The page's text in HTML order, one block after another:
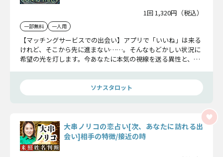
1回 1,320円（税込）
一部無料 一人用
【マッチングサービスでの出会い】アプリで「いいね」は来る
けれど、そこから先に進まない……。そんなもどかしい状況に
希望の光を灯します。今あなたに本気の視線を送る異性と、2
ソナスタロット
大串ノリコの恋占い[次、あなたに訪れる出
会い]相手の特徴/接近の時